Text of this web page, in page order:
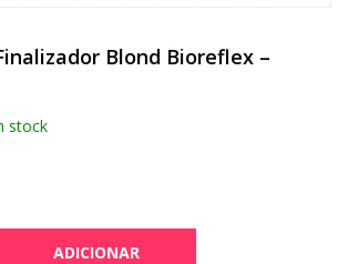
Blond Bioreflex –
stock
ADICIONAR